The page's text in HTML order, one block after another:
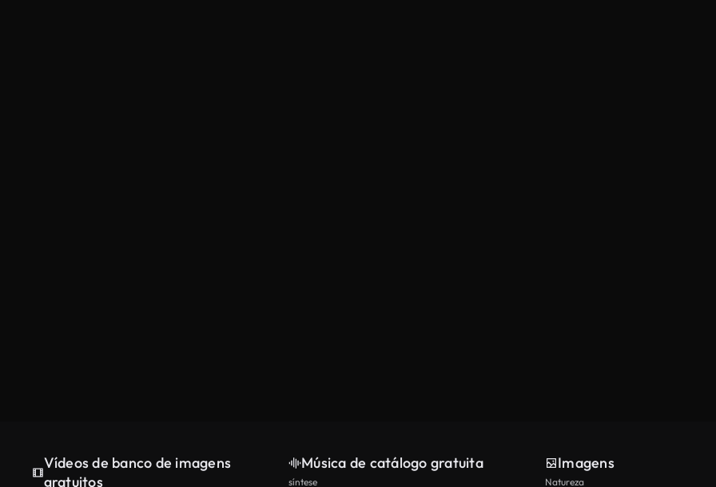
Vídeos de banco de imagens
gratuitos
Música de catálogo gratuita
síntese
Imagens
Natureza